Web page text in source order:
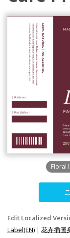
Floral
Edit Localized
Label(EN) | 花卉插圖